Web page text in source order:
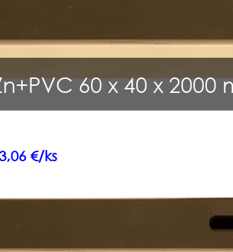
60 x 40 x 2000
€/ks